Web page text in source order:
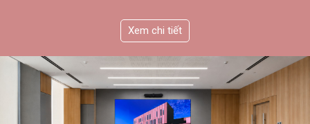
Xem chi tiết